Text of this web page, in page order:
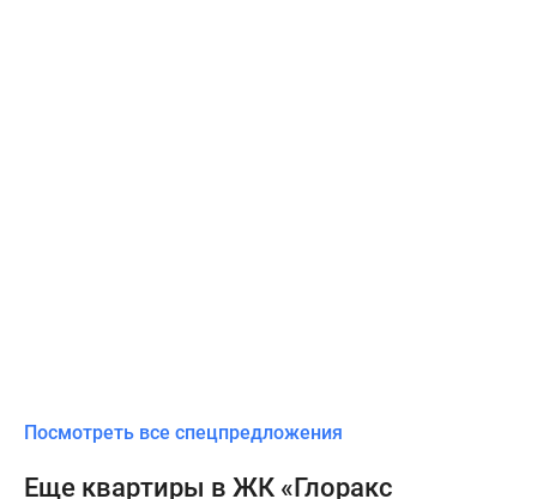
Посмотреть все спецпредложения
Еще квартиры в ЖК «Глоракс